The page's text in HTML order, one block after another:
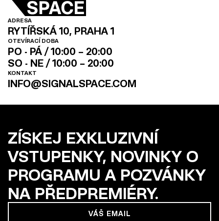
ADRESA
RYTÍŘSKÁ 10, PRAHA 1
OTEVÍRACÍ DOBA
PO - PÁ / 10:00 – 20:00
SO - NE / 10:00 – 20:00
KONTAKT
INFO@SIGNALSPACE.COM
ZÍSKEJ EXKLUZIVNÍ
VSTUPENKY, NOVINKY O
PROGRAMU A POZVÁNKY
NA PŘEDPREMIÉRY.